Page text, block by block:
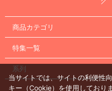
商品カテゴリ
特集一覧
系列
当サイトでは、サイトの利便性
キー（Cookie）を使用しており